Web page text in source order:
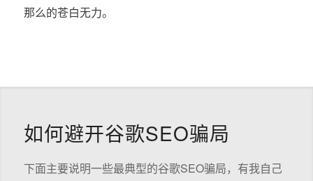
那么的苍白无力。
如何避开谷歌SEO骗局
下面主要说明一些最典型的谷歌SEO骗局，有我自己